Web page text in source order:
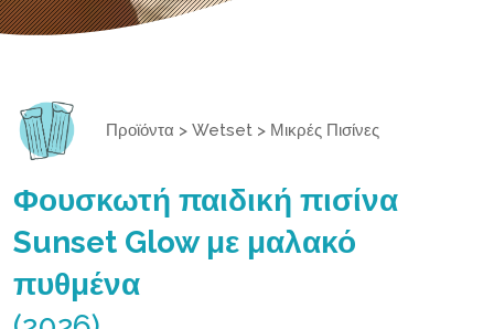
Προϊόντα > Wetset > Μικρές Πισίνες
Φουσκωτή παιδική πισίνα
Sunset Glow με μαλακό
πυθμένα